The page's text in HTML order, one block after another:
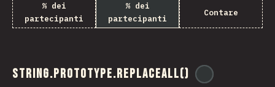
% dei
partecipanti
% dei
partecipanti
Contare
String.prototype.replaceAll()